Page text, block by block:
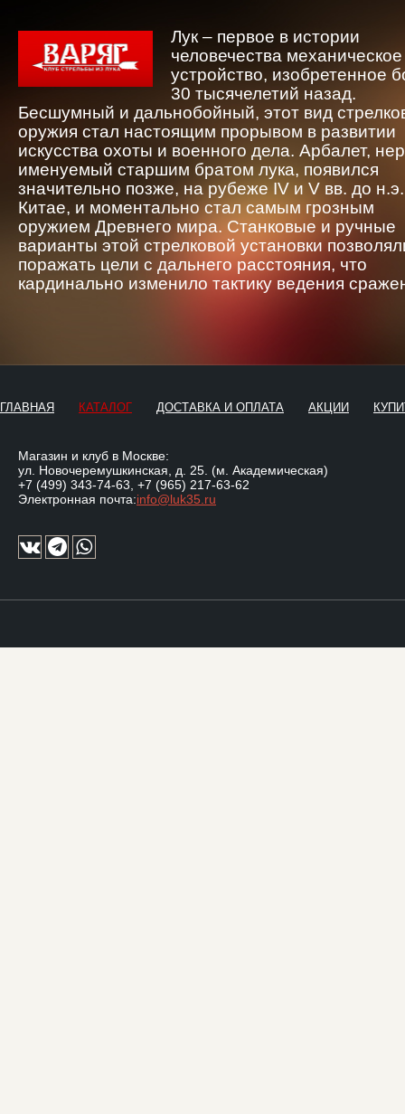
Лук – первое в истории
человечества механическое
устройство, изобретенное
30 тысячелетий назад.
Бесшумный и дальнобойный, этот вид
оружия стал настоящим прорывом в развитии
искусства охоты и военного дела. Арбалет,
именуемый старшим братом лука, появился
значительно позже, на рубеже IV и V вв. до
Китае, и моментально стал самым грозным
оружием Древнего мира. Станковые и ручные
варианты этой стрелковой установки
поражать цели с дальнего расстояния, что
кардинально изменило тактику ведения
ГЛАВНАЯ КАТАЛОГ ДОСТАВКА И ОПЛАТА АКЦИИ
Магазин и клуб в Москве:
ул. Новочеремушкинская, д. 25. (м. Академическая)
+7 (499) 343-74-63 +7 (965) 217-63-62
Электронная почта:info@luk35.ru